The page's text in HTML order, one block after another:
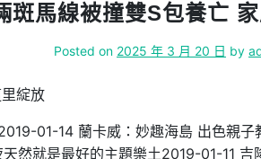
斑馬線被撞雙S包養亡
Posted on 2025 年 3 月 20 日 by
綻放
01-14 蘭卡威：妙趣海島 出色親
然就是最好的主題樂土2019-01-11